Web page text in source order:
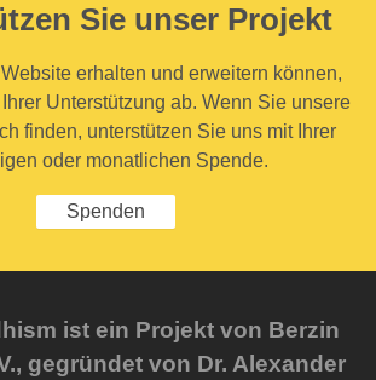
Sie unser Projekt
erhalten und erweitern können,
Unterstützung ab. Wenn Sie unsere
finden, unterstützen Sie uns mit Ihrer
oder monatlichen Spende.
Spenden
ist ein Projekt von Berzin
gegründet von Dr. Alexander